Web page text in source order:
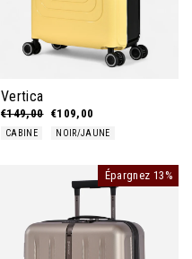
Vertica
Prix régulier
€149,00 Prix réduit
€109,00
CABINE NOIR/JAUNE
Épargnez 13%